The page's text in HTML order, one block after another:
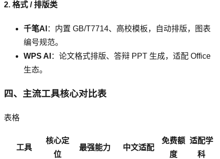
2. 格式 / 排版类
千笔AI ：内置 GB/T7714、高校模板，自动排版，图表
编号规范。
WPS AI ：论文格式排版、答辩 PPT 生成，适配 Office
生态。
四、主流工具核心对比表
表格
工具
核心定
位
最强能力 中文适配
免费额
度
适配学
科